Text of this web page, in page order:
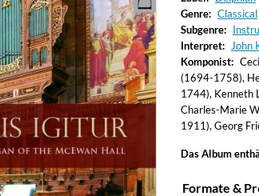
Genre: Classical
Subgenre:
Interpret:
John
Komponist:
(1694-1758),
1744), Kenneth
Charles-Marie
1911), Georg
Das Album
Formate &